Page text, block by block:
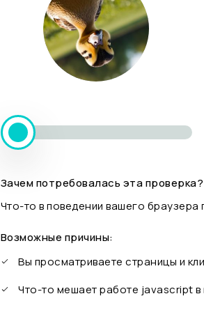
Зачем потребовалась эта проверка?
Что-то в поведении вашего браузера
Возможные причины:
Вы просматриваете страницы и
Что-то мешает работе javascript